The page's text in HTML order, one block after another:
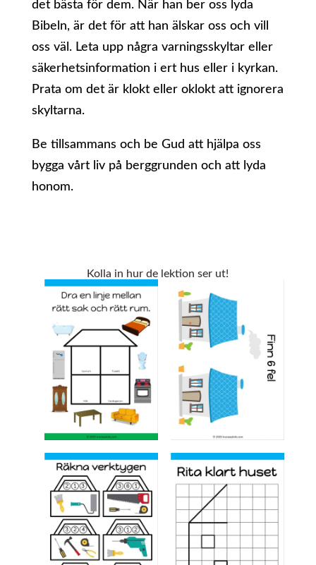
det bästa för dem. När han ber oss lyda
Bibeln, är det för att han älskar oss och vill
oss väl. Leta upp några varningsskyltar eller
säkerhetsinformation i ert hus eller i kyrkan.
Prata om det är klokt eller oklokt att ignorera
skyltarna.
Be tillsammans och be Gud att hjälpa oss
bygga vårt liv på berggrunden och att lyda
honom.
Kolla in hur de lektion ser ut!